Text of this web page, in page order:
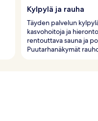
Kylpylä ja rauha
Täyden palvelun
kasvohoitoja ja
rentouttava sauna ja
Puutarhanäkymät